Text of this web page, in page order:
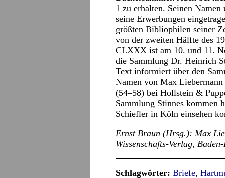
1 zu erhalten. Seinen
seine Erwerbungen
größten Bibliophilen seiner
von der zweiten Hälfte des
CLXXX ist am 10. und 11.
die Sammlung Dr. Heinrich
Text informiert über den
Namen von Max
(54–58) bei Hollstein &
Sammlung Stinnes kommen
Schiefler in Köln einsehen
Ernst Braun (Hrsg.): Max
Wissenschafts-Verlag,
Schlagwörter: Briefe,